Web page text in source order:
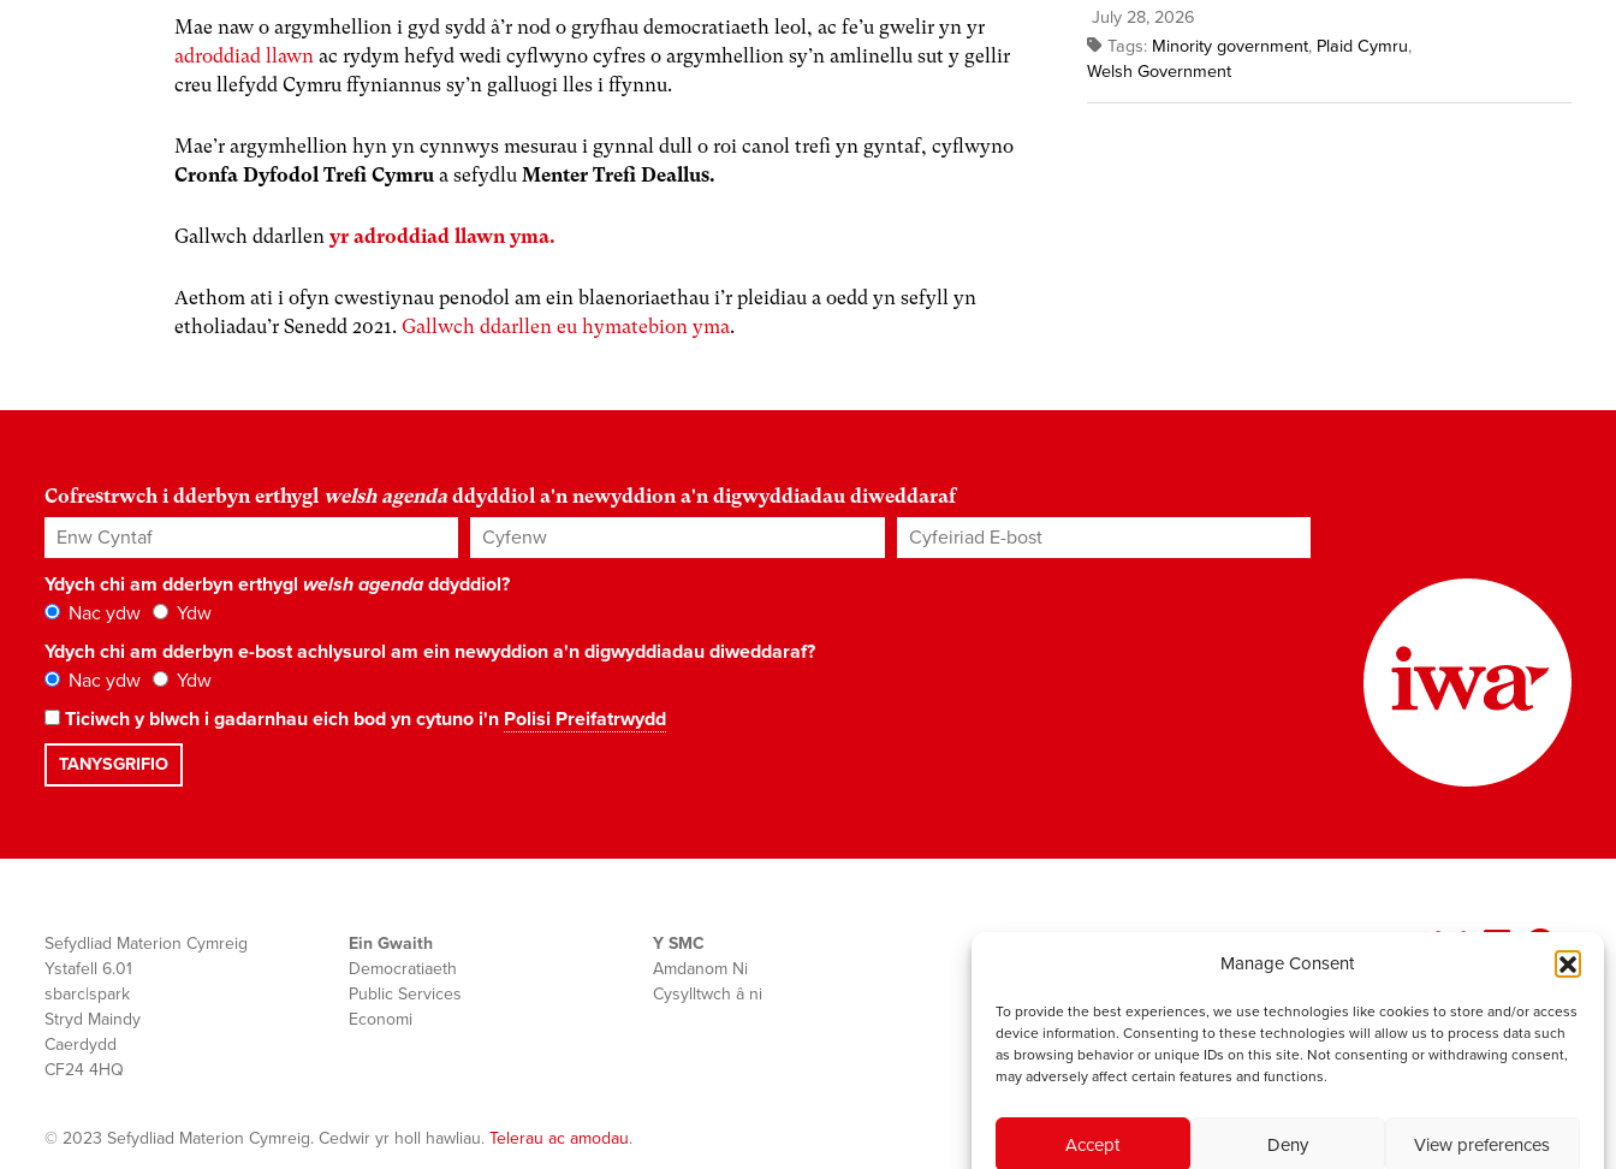
Manage Consent
To provide the best experiences, we use technologies like cookies to store and/or access
device information. Consenting to these technologies will allow us to process data such
as browsing behavior or unique IDs on this site. Not consenting or withdrawing consent,
may adversely affect certain features and functions.
Accept Deny View preferences
Mae naw o argymhellion i gyd sydd â’r nod o gryfhau democratiaeth leol, ac fe’u gwelir yn yr
adroddiad llawn ac rydym hefyd wedi cyflwyno cyfres o argymhellion sy’n amlinellu sut y gellir
creu llefydd Cymru ffyniannus sy’n galluogi lles i ffynnu.
Mae’r argymhellion hyn yn cynnwys mesurau i gynnal dull o roi canol trefi yn gyntaf, cyflwyno
Cronfa Dyfodol Trefi Cymru a sefydluMenter Trefi Deallus.
Gallwch ddarllenyr adroddiad llawn yma.
Aethom ati i ofyn cwestiynau penodol am ein blaenoriaethau i’r pleidiau a oedd yn sefyll yn
etholiadau’r Senedd 2021.Gallwch ddarllen eu hymatebion yma.
July 28, 2026
Tags: Minority government, Plaid Cymru,
Welsh Government
Cofrestrwch i dderbyn erthygl welsh agenda ddyddiol a'n newyddion a'n digwyddiadau diweddaraf
Enw Cyntaf Cyfenw Cyfeiriad E-bost*
Ydych chi am dderbyn erthygl welsh agendaddyddiol?
Nac ydw
Ydw
Ydych chi am dderbyn e-bost achlysurol am ein newyddion a'n digwyddiadau diweddaraf?
Nac ydw
Ydw
Ticiwch y blwch i gadarnhau eich bod yn cytuno i'n Polisi Preifatrwydd
Sefydliad Materion Cymreig
Ystafell 6.01
sbarc|spark
Stryd Maindy
Caerdydd
CF24 4HQ
Ein Gwaith
Democratiaeth
Public Services
Economi
Y SMC
Amdanom Ni
Cysylltwch â ni
© 2023 Sefydliad Materion Cymreig. Cedwir yr holl hawliau. Telerau ac amodau.